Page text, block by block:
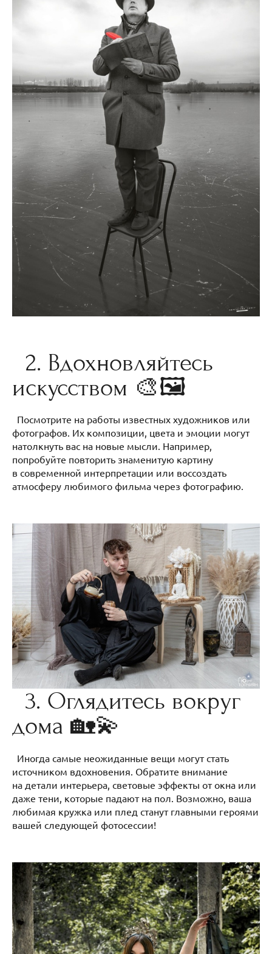
2. Вдохновляйтесь
искусством 🎨🖼
Посмотрите на работы известных художников или
фотографов. Их композиции, цвета и эмоции могут
натолкнуть вас на новые мысли. Например,
попробуйте повторить знаменитую картину
в современной интерпретации или воссоздать
атмосферу любимого фильма через фотографию.
3. Оглядитесь вокруг
дома 🏡💫
Иногда самые неожиданные вещи могут стать
источником вдохновения. Обратите внимание
на детали интерьера, световые эффекты от окна или
даже тени, которые падают на пол. Возможно, ваша
любимая кружка или плед станут главными героями
вашей следующей фотосессии!